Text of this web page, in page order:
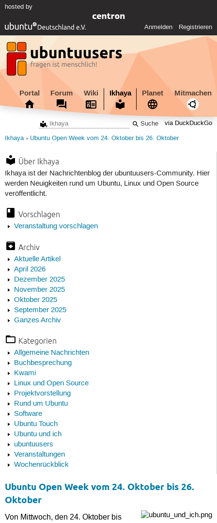
hosted by
Anmelden Registrieren
Portal Forum Wiki Ikhaya Planet Mitmachen
via DuckDuckGo
Ikhaya Ubuntu Open Week vom 24. Oktober bis 26. Oktober
Über Ikhaya
Ikhaya ist der Nachrichtenblog der ubuntuusers-Community. Hier
werden Neuigkeiten rund um Ubuntu, Linux und Open Source
veröffentlicht.
Vorschlagen
Veranstaltung vorschlagen
Archiv
Aktuelle Artikel
April 2026
Dezember 2025
November 2025
Oktober 2025
September 2025
Ganzes Archiv
Kategorien
Allgemeine Nachrichten
Buchbesprechung
Kwami
Linux und Open Source
Projektvorstellung
Rund um Ubuntu
Software
Ubuntu Touch
Ubuntu und ich
ubuntuusers
Veranstaltungen
Wochenrückblick
Ubuntu Open Week vom 24. Oktober bis 26.
Oktober
Von Mittwoch, den 24. Oktober bis